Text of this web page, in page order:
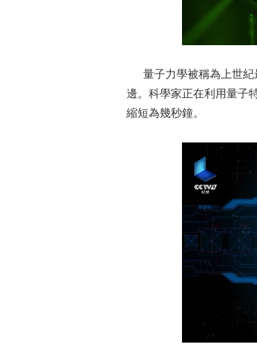
量子力學被稱為上世紀
邊。科學家正在利用量子
縮短為幾秒鐘。